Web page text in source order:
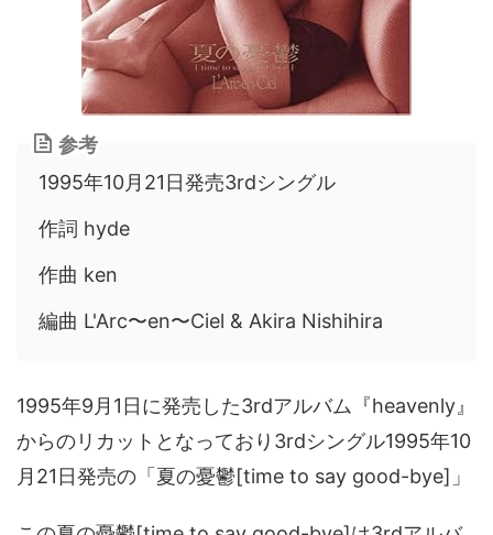
参考
1995年10月21日発売3rdシングル
作詞 hyde
作曲 ken
編曲 L'Arc〜en〜Ciel & Akira Nishihira
1995年9月1日に発売した3rdアルバム『heavenly』
からのリカットとなっており3rdシングル1995年10
月21日発売の「夏の憂鬱[time to say good-bye]」